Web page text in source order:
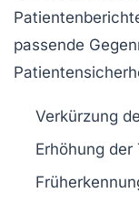
passende
Verkürzung
Erhöhung